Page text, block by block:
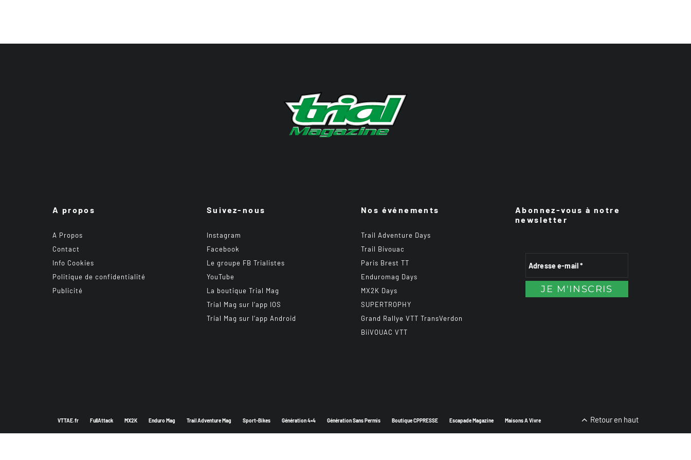
A propos
A Propos
Contact
Info Cookies
Politique de confidentialité
Publicité
Suivez-nous
Instagram
Facebook
Le groupe FB Trialistes
YouTube
La boutique Trial Mag
Trial Mag sur l’app IOS
Trial Mag sur l’app Android
Nos événements
Trail Adventure Days
Trail Bivouac
Paris Brest TT
Enduromag Days
MX2K Days
SUPERTROPHY
Grand Rallye VTT TransVerdon
BiiVOUAC VTT
Abonnez-vous à notre
newsletter
VTTAE.fr FullAttack MX2K Enduro Mag Trail Adventure Mag Sport-Bikes Génération 4×4 Génération Sans Permis Boutique CPPRESSE Escapade Magazine Maisons A Vivre Retour en haut